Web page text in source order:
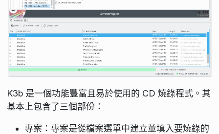
K3b 是一個功能豐富且易於使用的 CD 燒錄程式。其
基本上包含了三個部份：
專案：專案是從檔案選單中建立並填入要燒錄的